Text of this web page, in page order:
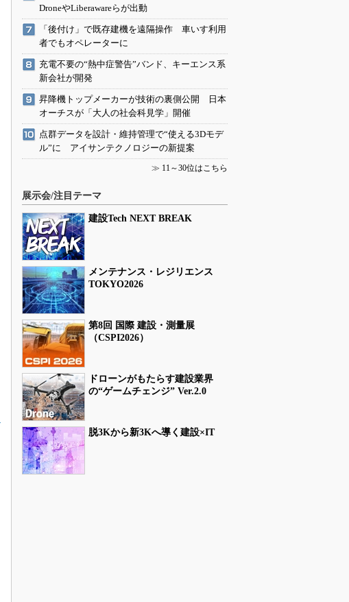
DroneやLiberawareらが出動
「後付け」で既存建機を遠隔操作 車いす利用
者でもオペレーターに
充電不要の“熱中症警告”バンド、キーエンス系
新会社が開発
昇降機トップメーカーが技術の裏側公開 日本
オーチスが「大人の社会科見学」開催
点群データを設計・維持管理で“使える3Dモデ
ル”に アイサンテクノロジーの新提案
≫ 11～30位はこちら
展示会/注目テーマ
建設Tech NEXT BREAK
メンテナンス・レジリエンス
TOKYO2026
第8回 国際 建設・測量展
（CSPI2026）
ドローンがもたらす建設業界
の“ゲームチェンジ” Ver.2.0
脱3Kから新3Kへ導く建設×IT